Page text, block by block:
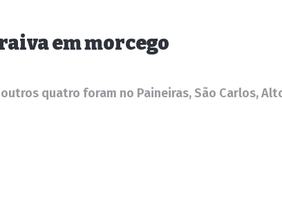
em morcego
quatro foram no Paineiras, São Carlos,